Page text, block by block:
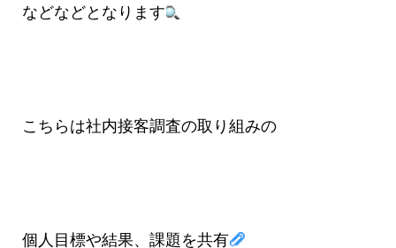
などなどとなります
こちらは社内接客調査の取り組みの
個人目標や結果、課題を共有